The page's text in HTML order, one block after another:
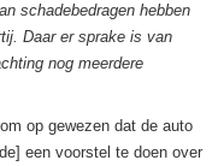
schadebedragen hebben
Daar er sprake is van
nog meerdere
op gewezen dat de auto
een voorstel te doen over